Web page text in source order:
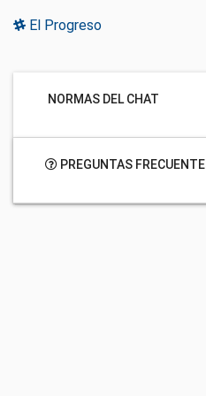
El Progreso
NORMAS DEL CHAT
PREGUNTAS